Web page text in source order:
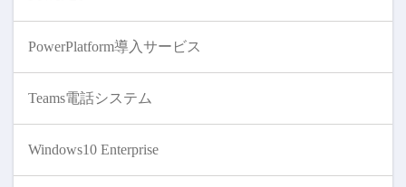
PowerPlatform導入サービス
Teams電話システム
Windows10 Enterprise